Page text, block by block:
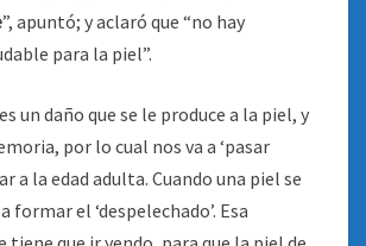
”, apuntó; y aclaró que “no hay
para la piel”.
un daño que se le produce a la piel, y
por lo cual nos va a ‘pasar
a la edad adulta. Cuando una piel se
formar el ‘despelechado’. Esa